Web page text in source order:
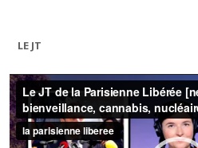
LE JT
Lecteur
vidéo